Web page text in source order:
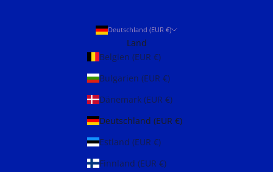
Deutschland (EUR €)
Land
Belgien (EUR €)
Bulgarien (EUR €)
Dänemark (EUR €)
Deutschland (EUR €)
Estland (EUR €)
Finnland (EUR €)